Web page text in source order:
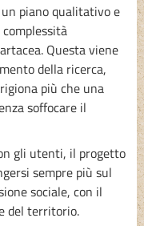
piano qualitativo e
Questa viene
della ricerca,
più che una
soffocare il
gli utenti, il progetto
sempre più sul
sociale, con il
del territorio.